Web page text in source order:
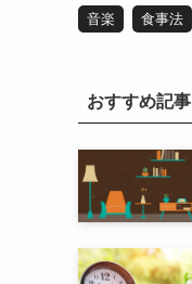
音楽 食事法
おすすめ記事